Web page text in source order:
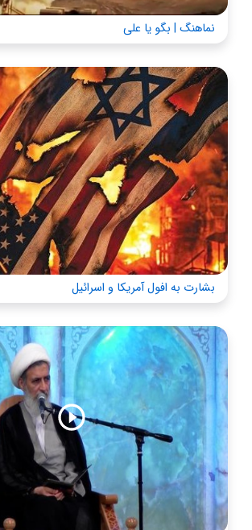
نماهنگ | بگو یا علی
بشارت به افول آمریکا و اسرائیل